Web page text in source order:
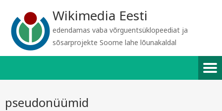
Wikimedia Eesti
edendamas vaba võrguentsüklopeediat ja
sõsarprojekte Soome lahe lõunakaldal
pseudonüümid